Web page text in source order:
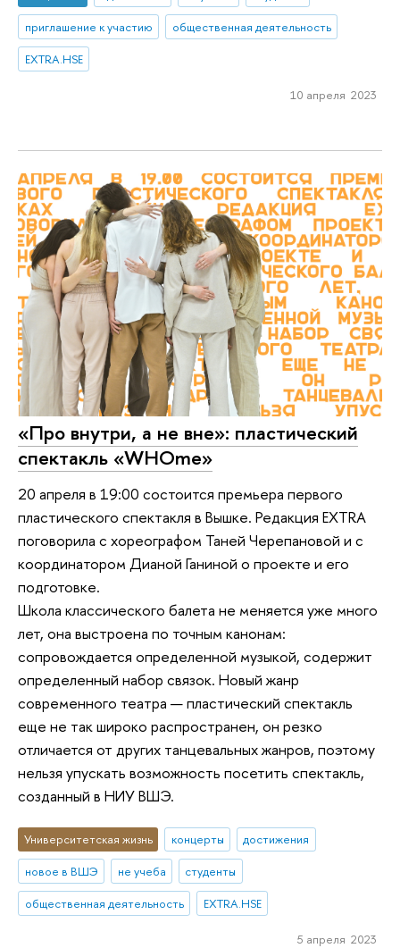
приглашение к участию
общественная деятельность
EXTRA.HSE
10 апреля 2023
«Про внутри, а не вне»: пластический
спектакль «WHOme»
20 апреля в 19:00 состоится премьера первого
пластического спектакля в Вышке. Редакция EXTRA
поговорила с хореографом Таней Черепановой и с
координатором Дианой Ганиной о проекте и его
подготовке.
Школа классического балета не меняется уже много
лет, она выстроена по точным канонам:
сопровождается определенной музыкой, содержит
определенный набор связок. Новый жанр
современного театра — пластический спектакль
еще не так широко распространен, он резко
отличается от других танцевальных жанров, поэтому
нельзя упускать возможность посетить спектакль,
созданный в НИУ ВШЭ.
Университетская жизнь концерты
достижения
новое в ВШЭ
не учеба
студенты
общественная деятельность
EXTRA.HSE
5 апреля 2023